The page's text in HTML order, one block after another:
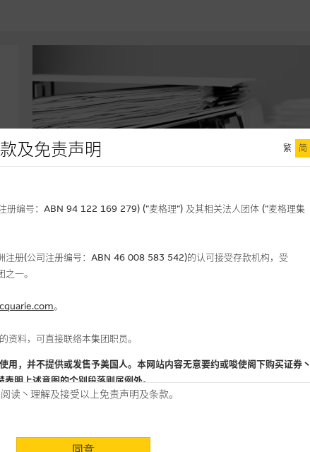
相关文件
购(百万) +0.61
沽(百万) +1.79
及免责声明 繁 简
编号：ABN 94 122 169 279) (”麦格理”) 及其相关法人团体 (”麦格理集
册(公司注册编号：ABN 46 008 583 542)的认可接受存款机构，受
一。
。
料，可直接联络本集团职员。
，并不提供或发售予美国人。本网站内容无意要约或唆使阁下购买证券丶
明上述意图的个别段落则属例外。
读丶理解及接受以上免责声明及条款。